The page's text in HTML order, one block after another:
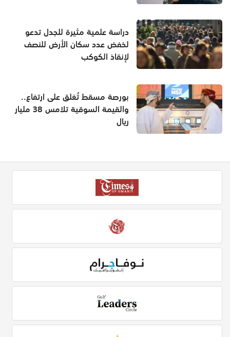
دراسة علمية مثيرة للجدل تدعو
لخفض عدد سكان الأرض للنصف
لإنقاذ الكوكب
بورصة مسقط تُغلق على ارتفاع..
والقيمة السوقية تلامس 38 مليار
ريال